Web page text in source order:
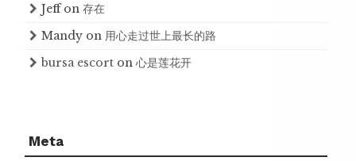
Jeffon 存在
Mandy on 用心走过世上最长的路
bursa escort on 心是莲花开
Meta